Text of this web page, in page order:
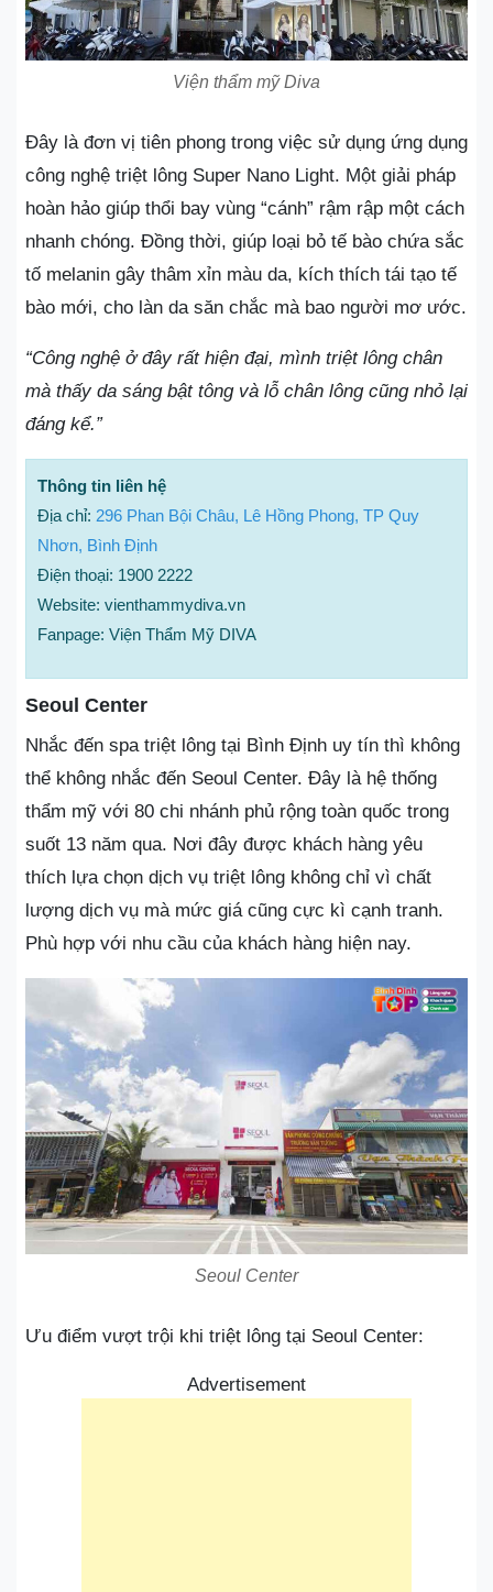
Viện thẩm mỹ Diva
Đây là đơn vị tiên phong trong việc sử dụng ứng dụng
công nghệ triệt lông Super Nano Light. Một giải pháp
hoàn hảo giúp thổi bay vùng “cánh” rậm rập một cách
nhanh chóng. Đồng thời, giúp loại bỏ tế bào chứa sắc
tố melanin gây thâm xỉn màu da, kích thích tái tạo tế
bào mới, cho làn da săn chắc mà bao người mơ ước.
“Công nghệ ở đây rất hiện đại, mình triệt lông chân
mà thấy da sáng bật tông và lỗ chân lông cũng nhỏ lại
đáng kể.”
Thông tin liên hệ
Địa chỉ: 296 Phan Bội Châu, Lê Hồng Phong, TP Quy
Nhơn, Bình Định
Điện thoại: 1900 2222
Website: vienthammydiva.vn
Fanpage: Viện Thẩm Mỹ DIVA
Seoul Center
Nhắc đến spa triệt lông tại Bình Định uy tín thì không
thể không nhắc đến Seoul Center. Đây là hệ thống
thẩm mỹ với 80 chi nhánh phủ rộng toàn quốc trong
suốt 13 năm qua. Nơi đây được khách hàng yêu
thích lựa chọn dịch vụ triệt lông không chỉ vì chất
lượng dịch vụ mà mức giá cũng cực kì cạnh tranh.
Phù hợp với nhu cầu của khách hàng hiện nay.
Seoul Center
Ưu điểm vượt trội khi triệt lông tại Seoul Center:
Advertisement